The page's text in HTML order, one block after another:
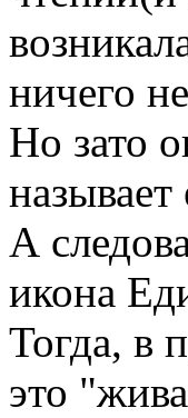
ничего
Но зато
А
икона
Тогда, в
это